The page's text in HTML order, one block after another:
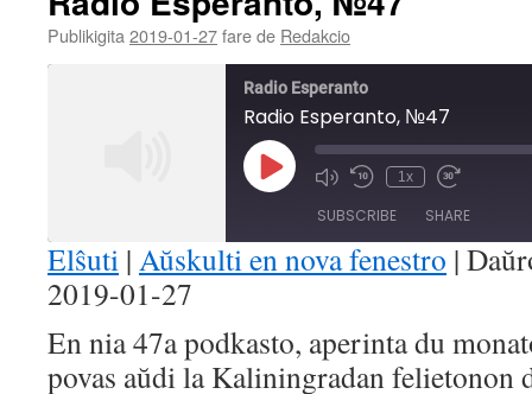
Publikigita 2019-01-27fare de Redakcio
Radio Esperanto
Radio Esperanto, №47
Play
Episode Mute/Unmute
Rewind
Seconds
1x
Fast
30
seconds
SUBSCRIBE SHARE
SHARE
LINK
Elŝuti | Aŭskulti en nova fenestro |
2019-01-27
En nia 47a podkasto, aperinta du
povas aŭdi la Kaliningradan felietonon